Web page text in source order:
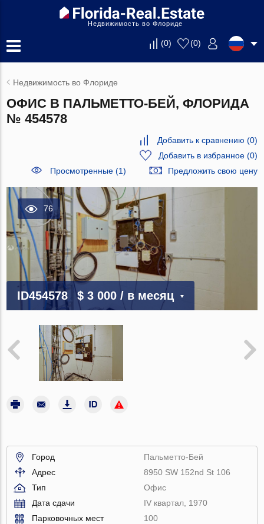
Недвижимость во Флориде
(0) (0)
Недвижимость во Флориде
ОФИС В ПАЛЬМЕТТО-БЕЙ, ФЛОРИДА
№ 454578
Добавить к сравнению (0)
Добавить в избранное(0)
Просмотренные (1)
Предложить свою цену
76
ID454578 $ 3 000/ в месяц
Город
Пальметто-Бей
Адрес
8950 SW 152nd St 106
Тип
Офис
Дата сдачи
IV квартал, 1970
Парковочных мест
100